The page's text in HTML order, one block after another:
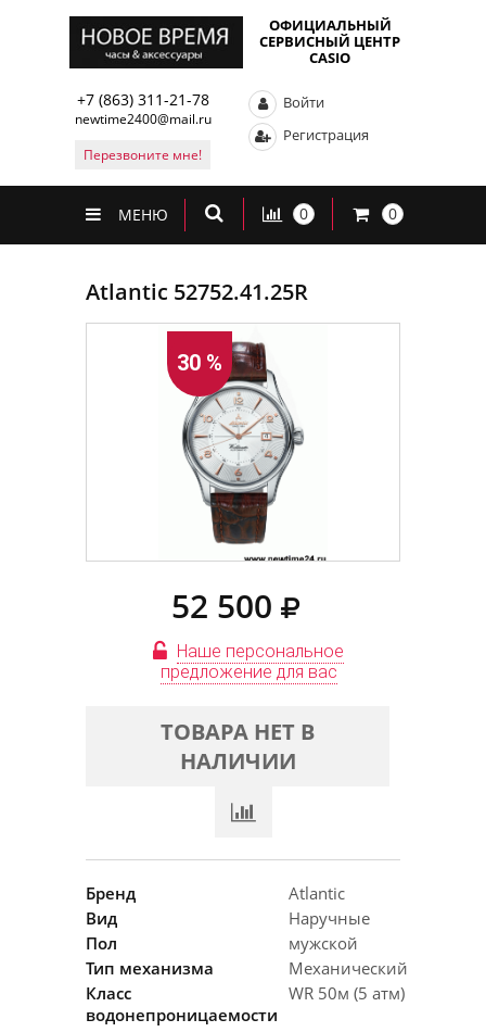
ОФИЦИАЛЬНЫЙ
СЕРВИСНЫЙ ЦЕНТР
CASIO
+7 (863) 311-21-78
newtime2400@mail.ru
Перезвоните мне!
Войти
Регистрация
МЕНЮ 0 0
Atlantic 52752.41.25R
30 %
52 500
Наше персональное
предложение для вас
ТОВАРА НЕТ В
НАЛИЧИИ
Бренд
Atlantic
Вид
Наручные
Пол
мужской
Тип механизма
Механический
Класс
водонепроницаемости
WR 50м (5 атм)